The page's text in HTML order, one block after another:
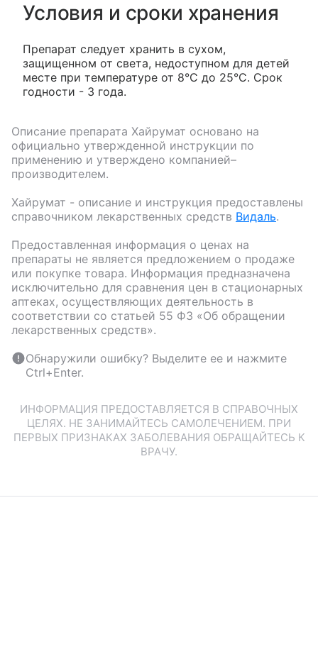
Условия и сроки хранения
Препарат следует хранить в сухом,
защищенном от света, недоступном для детей
месте при температуре от 8°С до 25°С. Срок
годности - 3 года.
Описание препарата Хайрумат основано на
официально утвержденной инструкции по
применению и утверждено компанией–
производителем.
Хайрумат - описание и инструкция предоставлены
справочником лекарственных средств Видаль.
Предоставленная информация о ценах на
препараты не является предложением о продаже
или покупке товара. Информация предназначена
исключительно для сравнения цен в стационарных
аптеках, осуществляющих деятельность в
соответствии со статьей 55 ФЗ «Об обращении
лекарственных средств».
Обнаружили ошибку? Выделите ее и нажмите
Ctrl+Enter.
ИНФОРМАЦИЯ ПРЕДОСТАВЛЯЕТСЯ В СПРАВОЧНЫХ
ЦЕЛЯХ. НЕ ЗАНИМАЙТЕСЬ САМОЛЕЧЕНИЕМ. ПРИ
ПЕРВЫХ ПРИЗНАКАХ ЗАБОЛЕВАНИЯ ОБРАЩАЙТЕСЬ К
ВРАЧУ.